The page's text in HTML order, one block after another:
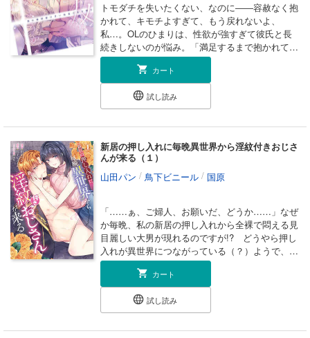
トモダチを失いたくない、なのに――容赦なく抱
かれて、キモチよすぎて、もう戻れないよ、
私…。OLのひまりは、性欲が強すぎて彼氏と長
続きしないのが悩み。「満足するまで抱かれてみ
たい」酔った勢いで大学からの友人兼同僚の和巳
に愚痴ったら、試してみる？ と男の顔で誘われ
て…。これまで意識してこなかった和巳の視線
が、囁きが、熱を帯びて物寂しい肌を刺激する。
大事な男友達のボーダーラインを超えて甘く抱き
尽くされる背徳感と充足感は、お試しだけでは終
われない。引き返せない私たち。これからどうな
ってしまうの？【※本作は単話版「今から、親友
やめようか。～腐れ縁同僚は甘い快楽で私を壊す
～」1～6話に描き下ろしを加えたコミックス版で
カート
試し読み
新居の押し入れに毎晩異世界から淫紋付きおじさ
んが来る（１）
山田パン / 鳥下ビニール / 国原
「……ぁ、ご婦人、お願いだ、どうか……」なぜ
か毎晩、私の新居の押し入れから全裸で悶える見
目麗しい大男が現れるのですが!? どうやら押し
入れが異世界につながっている（？）ようで、こ
の男はハンクという将軍とのこと。なんでも敵国
の捕虜となり、淫紋を付けられ快楽責めという拷
問の真っ最中らしく……。夜な夜な下半身を漲ら
せ哀願してくるのを見かねて、彼の欲望処理の手
伝いをすることになり――。
カート
試し読み